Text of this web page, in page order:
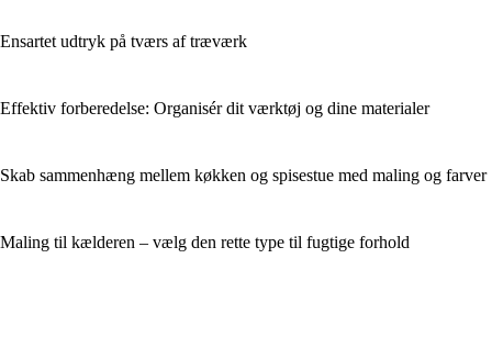
Ensartet udtryk på tværs af træværk
Effektiv forberedelse: Organisér dit værktøj og dine materialer
Skab sammenhæng mellem køkken og spisestue med maling og farver
Maling til kælderen – vælg den rette type til fugtige forhold